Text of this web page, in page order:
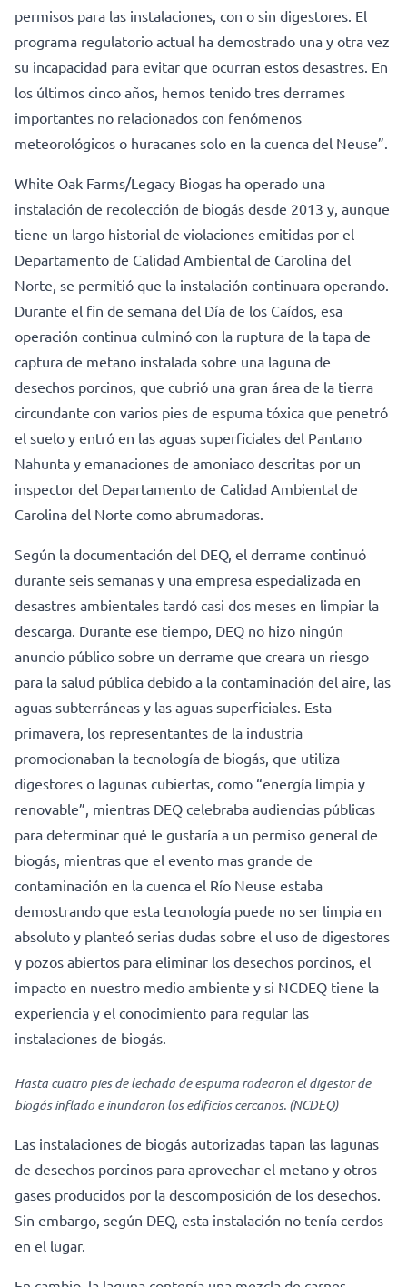
permisos para las instalaciones, con o sin digestores. El
programa regulatorio actual ha demostrado una y otra vez
su incapacidad para evitar que ocurran estos desastres. En
los últimos cinco años, hemos tenido tres derrames
importantes no relacionados con fenómenos
meteorológicos o huracanes solo en la cuenca del Neuse”.
White Oak Farms/Legacy Biogas ha operado una
instalación de recolección de biogás desde 2013 y, aunque
tiene un largo historial de violaciones emitidas por el
Departamento de Calidad Ambiental de Carolina del
Norte, se permitió que la instalación continuara operando.
Durante el fin de semana del Día de los Caídos, esa
operación continua culminó con la ruptura de la tapa de
captura de metano instalada sobre una laguna de
desechos porcinos, que cubrió una gran área de la tierra
circundante con varios pies de espuma tóxica que penetró
el suelo y entró en las aguas superficiales del Pantano
Nahunta y emanaciones de amoniaco descritas por un
inspector del Departamento de Calidad Ambiental de
Carolina del Norte como abrumadoras.
Según la documentación del DEQ, el derrame continuó
durante seis semanas y una empresa especializada en
desastres ambientales tardó casi dos meses en limpiar la
descarga. Durante ese tiempo, DEQ no hizo ningún
anuncio público sobre un derrame que creara un riesgo
para la salud pública debido a la contaminación del aire, las
aguas subterráneas y las aguas superficiales. Esta
primavera, los representantes de la industria
promocionaban la tecnología de biogás, que utiliza
digestores o lagunas cubiertas, como “energía limpia y
renovable”, mientras DEQ celebraba audiencias públicas
para determinar qué le gustaría a un permiso general de
biogás, mientras que el evento mas grande de
contaminación en la cuenca el Río Neuse estaba
demostrando que esta tecnología puede no ser limpia en
absoluto y planteó serias dudas sobre el uso de digestores
y pozos abiertos para eliminar los desechos porcinos, el
impacto en nuestro medio ambiente y si NCDEQ tiene la
experiencia y el conocimiento para regular las
instalaciones de biogás.
Hasta cuatro pies de lechada de espuma rodearon el digestor de
biogás inflado e inundaron los edificios cercanos. (NCDEQ)
Las instalaciones de biogás autorizadas tapan las lagunas
de desechos porcinos para aprovechar el metano y otros
gases producidos por la descomposición de los desechos.
Sin embargo, según DEQ, esta instalación no tenía cerdos
en el lugar.